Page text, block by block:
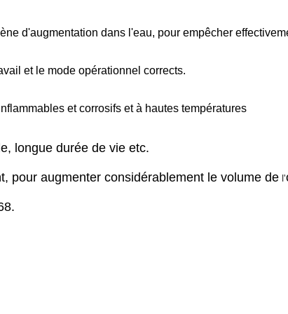
d'augmentation dans l'eau, pour empêcher
et le mode opérationnel corrects.
et corrosifs et à hautes températures
longue durée de vie etc.
pour augmenter considérablement le volume de l'